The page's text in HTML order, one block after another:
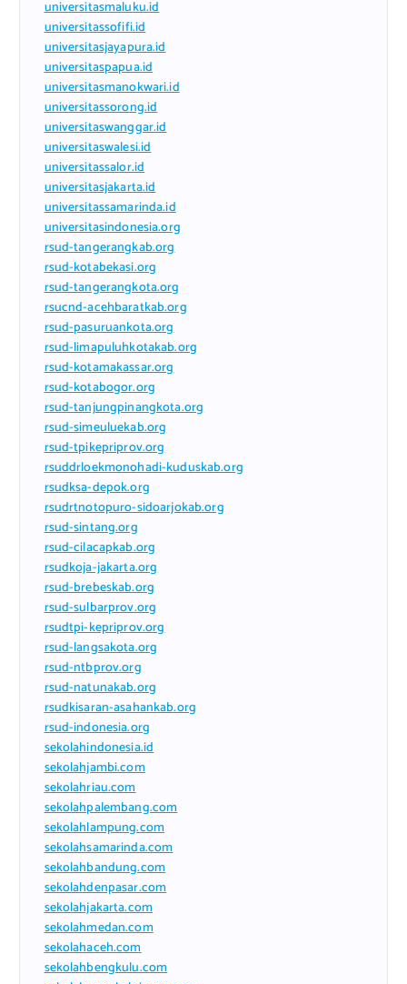
universitasmaluku.id
universitassofifi.id
universitasjayapura.id
universitaspapua.id
universitasmanokwari.id
universitassorong.id
universitaswanggar.id
universitaswalesi.id
universitassalor.id
universitasjakarta.id
universitassamarinda.id
universitasindonesia.org
rsud-tangerangkab.org
rsud-kotabekasi.org
rsud-tangerangkota.org
rsucnd-acehbaratkab.org
rsud-pasuruankota.org
rsud-limapuluhkotakab.org
rsud-kotamakassar.org
rsud-kotabogor.org
rsud-tanjungpinangkota.org
rsud-simeuluekab.org
rsud-tpikepriprov.org
rsuddrloekmonohadi-kuduskab.org
rsudksa-depok.org
rsudrtnotopuro-sidoarjokab.org
rsud-sintang.org
rsud-cilacapkab.org
rsudkoja-jakarta.org
rsud-brebeskab.org
rsud-sulbarprov.org
rsudtpi-kepriprov.org
rsud-langsakota.org
rsud-ntbprov.org
rsud-natunakab.org
rsudkisaran-asahankab.org
rsud-indonesia.org
sekolahindonesia.id
sekolahjambi.com
sekolahriau.com
sekolahpalembang.com
sekolahlampung.com
sekolahsamarinda.com
sekolahbandung.com
sekolahdenpasar.com
sekolahjakarta.com
sekolahmedan.com
sekolahaceh.com
sekolahbengkulu.com